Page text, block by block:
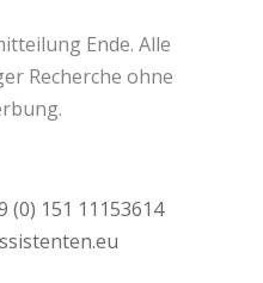
Ende. Alle
Recherche ohne
(0) 151 11153614